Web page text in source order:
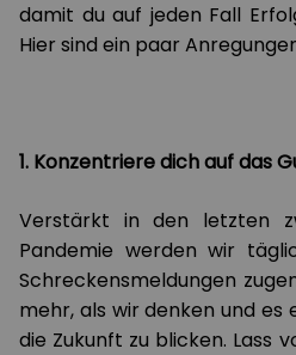
damit du auf jeden Fall
Hier sind ein paar
1. Konzentriere dich auf das
Verstärkt in den letzten
Pandemie werden wir
Schreckensmeldungen
mehr, als wir denken und es
die Zukunft zu blicken. Lass